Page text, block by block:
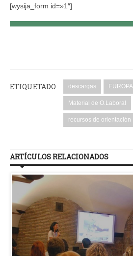
[wysija_form id=»1″]
ETIQUETADO descargas EUROPA
Material de O.Laboral
recursos de orientación
ARTÍCULOS RELACIONADOS